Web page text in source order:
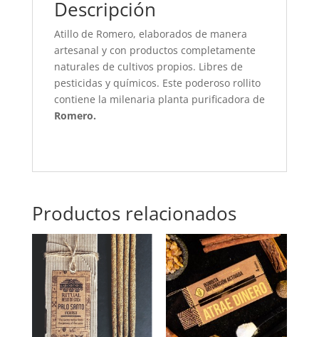
Descripción
Atillo de Romero, elaborados de manera
artesanal y con productos completamente
naturales de cultivos propios. Libres de
pesticidas y químicos. Este poderoso rollito
contiene la milenaria planta purificadora de
Romero.
Productos relacionados